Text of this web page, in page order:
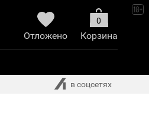
Отложено
0
Корзина
в соцсетях